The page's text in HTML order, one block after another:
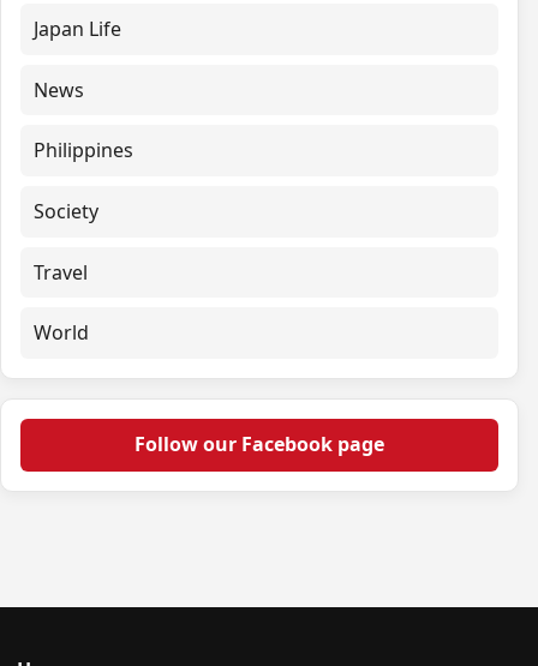
Japan Life
News
Philippines
Society
Travel
World
Follow our Facebook page